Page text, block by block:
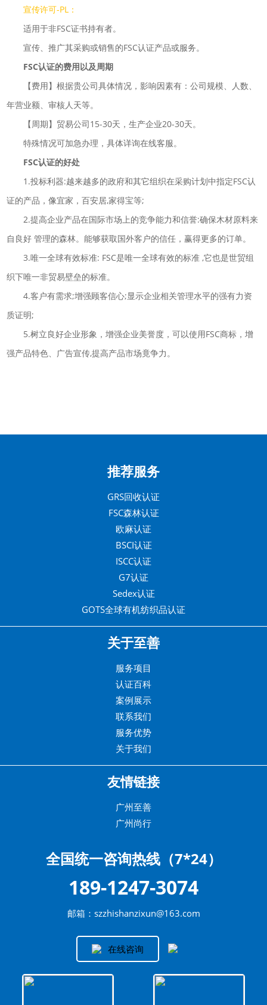
宣传许可-PL：
适用于非FSC证书持有者。
宣传、推广其采购或销售的FSC认证产品或服务。
FSC认证的费用以及周期
【费用】根据贵公司具体情况，影响因素有：公司规模、人数、
年营业额、审核人天等。
【周期】贸易公司15-30天，生产企业20-30天。
特殊情况可加急办理，具体详询在线客服。
FSC认证的好处
1.投标利器:越来越多的政府和其它组织在采购计划中指定FSC认
证的产品，像宜家，百安居,家得宝等;
2.提高企业产品在国际市场上的竞争能力和信誉:确保木材原料来
自良好 管理的森林。能够获取国外客户的信任，赢得更多的订单。
3.唯一全球有效标准: FSC是唯一全球有效的标准 ,它也是世贸组
织下唯一非贸易壁垒的标准。
4.客户有需求;增强顾客信心;显示企业相关管理水平的强有力资
质证明;
5.树立良好企业形象，增强企业美誉度，可以使用FSC商标，增
强产品特色、广告宣传,提高产品市场竟争力。
推荐服务
GRS回收认证
FSC森林认证
欧麻认证
BSCI认证
ISCC认证
G7认证
Sedex认证
GOTS全球有机纺织品认证
关于至善
服务项目
认证百科
案例展示
联系我们
服务优势
关于我们
友情链接
广州至善
广州尚行
全国统一咨询热线（7*24）
189-1247-3074
邮箱：szzhishanzixun@163.com
在线咨询